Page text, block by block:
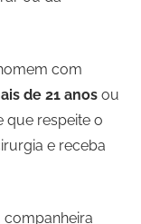
com
de 21 anos ou
que respeite o
e receba